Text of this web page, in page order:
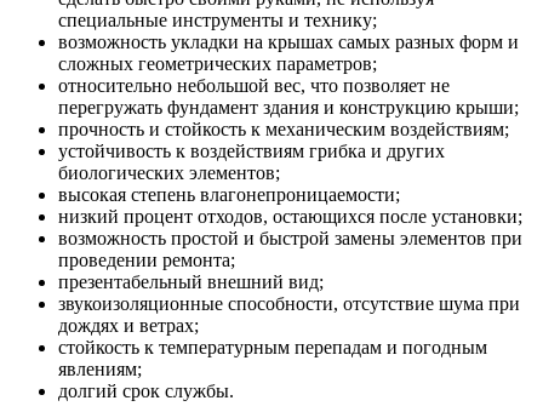
специальные инструменты и технику;
возможность укладки на крышах самых разных форм и
сложных геометрических параметров;
относительно небольшой вес, что позволяет не
перегружать фундамент здания и конструкцию крыши;
прочность и стойкость к механическим воздействиям;
устойчивость к воздействиям грибка и других
биологических элементов;
высокая степень влагонепроницаемости;
низкий процент отходов, остающихся после установки;
возможность простой и быстрой замены элементов при
проведении ремонта;
презентабельный внешний вид;
звукоизоляционные способности, отсутствие шума при
дождях и ветрах;
стойкость к температурным перепадам и погодным
явлениям;
долгий срок службы.